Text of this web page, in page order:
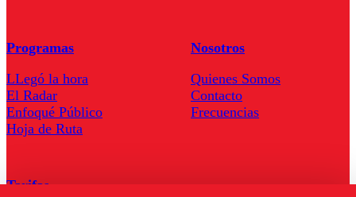
Programas
LLegó la hora
El Radar
Enfoqué Público
Hoja de Ruta
Nosotros
Quienes Somos
Contacto
Frecuencias
Tarifas